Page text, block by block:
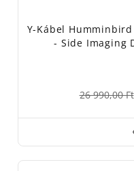
Y-Kábel Humminbird
- Side Imaging
26 990,00 Ft